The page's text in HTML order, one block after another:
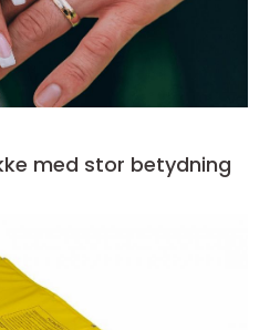
smykke med stor betydning